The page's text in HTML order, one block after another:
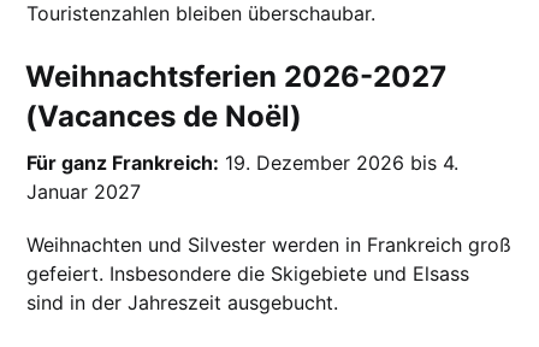
Touristenzahlen bleiben überschaubar.
Weihnachtsferien 2026-2027
(Vacances de Noël)
Für ganz Frankreich: 19. Dezember 2026 bis 4.
Januar 2027
Weihnachten und Silvester werden in Frankreich groß
gefeiert. Insbesondere die Skigebiete und Elsass
sind in der Jahreszeit ausgebucht.